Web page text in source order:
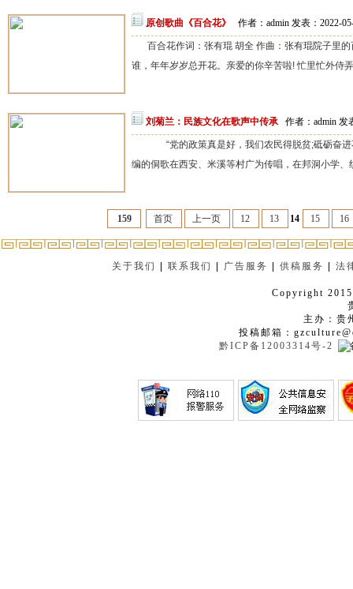
原创歌曲《百合花》 作者：admin 发表：2022-
百合花作词：张有琨 胡全 作曲：张有琨院子里
谁，年年岁岁总开花。亲爱的你辛苦啦! 忙里忙外侍
刘菊兰：民族文化在歌声中传承 作者：admin 发
“党的政策真是好，我们农民得脱贫;砥砺奋进
编的侗歌在西安、米溪等村广为传唱，在邦洞小学
159 首页 上一页 12 13 14 15 16
关于我们 |联系我们 广告服务 |供稿服务 |法
Copyright
主办：贵
投稿邮箱：
黔ICP备12003314号-2